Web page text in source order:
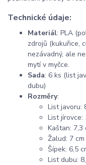
Technické údaje:
Materiál: PLA
zdrojů (kukuřice,
nezávadný, ale
mytí v myčce.
Sada: 6 ks (list
dubu)
Rozměry:
List javoru:
List jírovce:
Kaštan: 7,3
Žalud: 7
Šípek: 6,5
List dubu: